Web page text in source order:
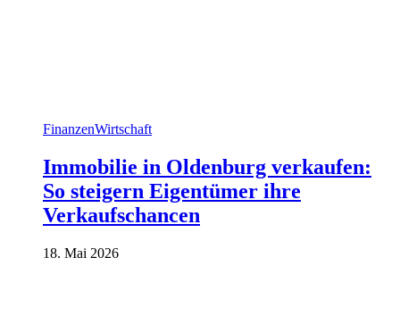
FinanzenWirtschaft
Immobilie in Oldenburg verkaufen:
So steigern Eigentümer ihre
Verkaufschancen
18. Mai 2026